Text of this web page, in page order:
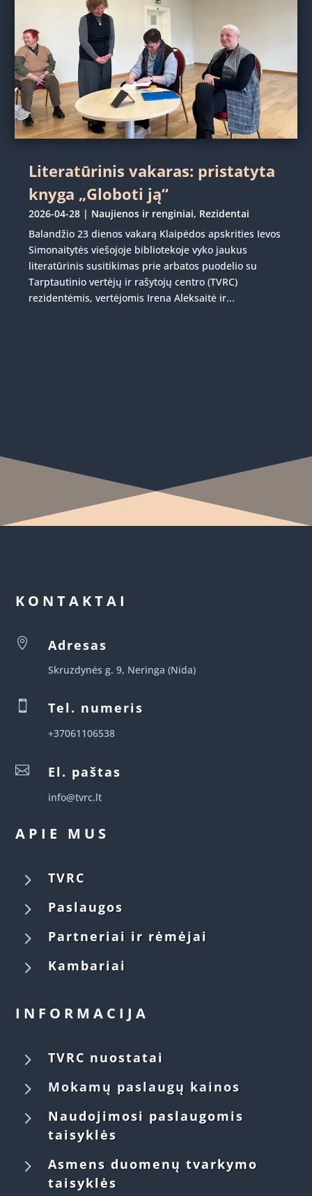
Literatūrinis vakaras: pristatyta
knyga „Globoti ją“
2026-04-28 | Naujienos ir renginiai, Rezidentai
Balandžio 23 dienos vakarą Klaipėdos apskrities Ievos
Simonaitytės viešojoje bibliotekoje vyko jaukus
literatūrinis susitikimas prie arbatos puodelio su
Tarptautinio vertėjų ir rašytojų centro (TVRC)
rezidentėmis, vertėjomis Irena Aleksaitė ir...
KONTAKTAI
 Adresas
Skruzdynės g. 9, Neringa (Nida)
 Tel. numeris
+37061106538
 El. paštas
info@tvrc.lt
APIE MUS
5 TVRC
5 Paslaugos
5 Partneriai ir rėmėjai
5 Kambariai
INFORMACIJA
5 TVRC nuostatai
5 Mokamų paslaugų kainos
5
Naudojimosi paslaugomis
taisyklės
5
Asmens duomenų tvarkymo
taisyklės